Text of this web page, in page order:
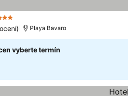
hvězdiček
Playa Bavaro
vyberte termín